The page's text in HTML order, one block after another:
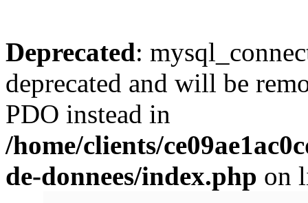
Deprecated:
deprecated and will be
PDO instead in
/home/clients/
de-donnees/index.php on